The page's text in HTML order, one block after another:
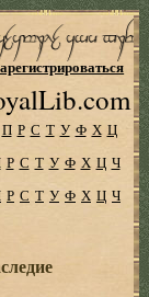
П Р С Т У Ф Х Ц
Р С Т У Ф Х Ц Ч
Р С Т У Ф Х Ц Ч